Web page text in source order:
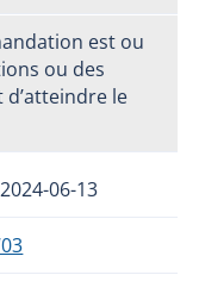
est ou
ou des
le
2024-06-13